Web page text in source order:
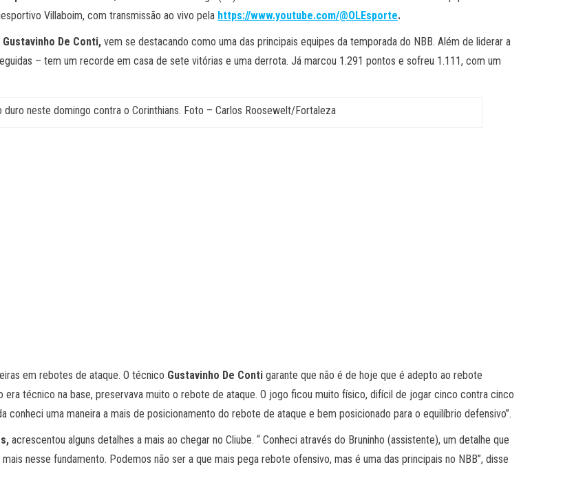
Villaboim, com transmissão ao vivo pela https://www.youtube.com/@OLEsporte.
Gustavinho De Conti, vem se destacando como uma das principais equipes da temporada do NBB. Além de liderar a
– tem um recorde em casa de sete vitórias e uma derrota. Já marcou 1.291 pontos e sofreu 1.111, com um
duro neste domingo contra o Corinthians. Foto – Carlos Roosewelt/Fortaleza
em rebotes de ataque. O técnico Gustavinho De Conti garante que não é de hoje que é adepto ao rebote
era técnico na base, preservava muito o rebote de ataque. O jogo ficou muito físico, difícil de jogar cinco contra cinco
uma maneira a mais de posicionamento do rebote de ataque e bem posicionado para o equilíbrio defensivo”.
acrescentou alguns detalhes a mais ao chegar no Cliube. “ Conheci através do Bruninho (assistente), um detalhe que
nesse fundamento. Podemos não ser a que mais pega rebote ofensivo, mas é uma das principais no NBB”, disse